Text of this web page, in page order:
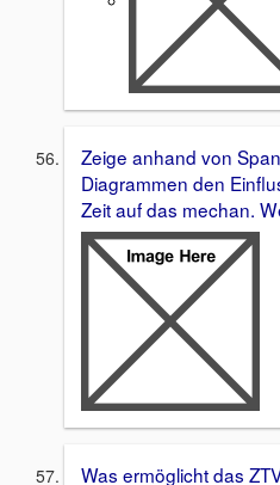
Zeige anhand von
Diagrammen den
Zeit auf das mechan.
Was ermöglicht das